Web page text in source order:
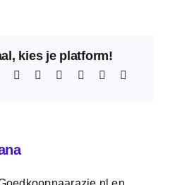
kies je platform!
WhatsAppTelegram
TumblrPinterest Xing